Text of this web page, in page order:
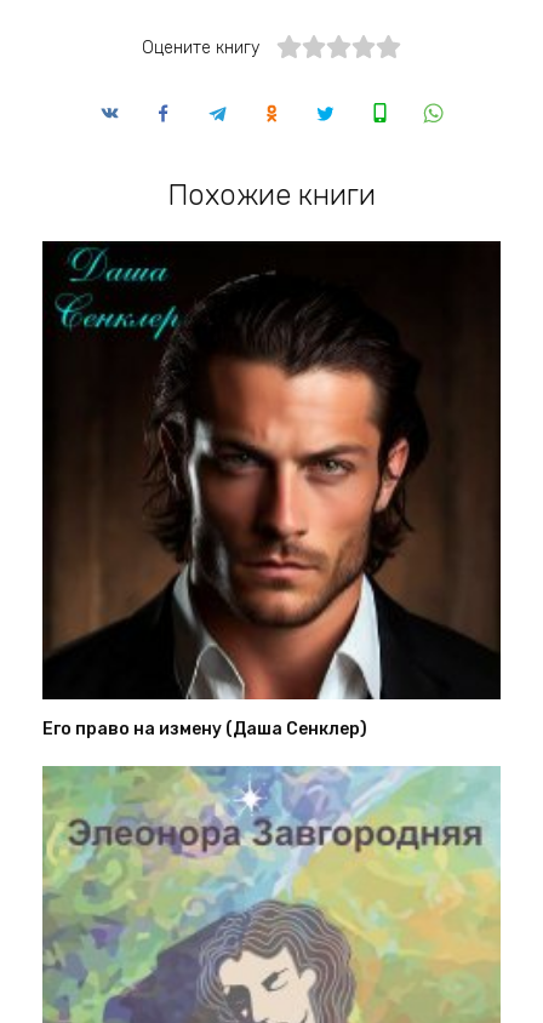
Оцените книгу
Похожие книги
Его право на измену (Даша Сенклер)